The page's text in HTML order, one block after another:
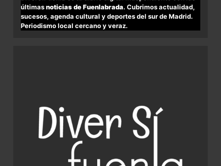
últimasnoticias de Fuenlabrada. Cubrimos actualidad,
sucesos, agenda cultural y deportes del sur de Madrid.
Periodismo local cercano y veraz.